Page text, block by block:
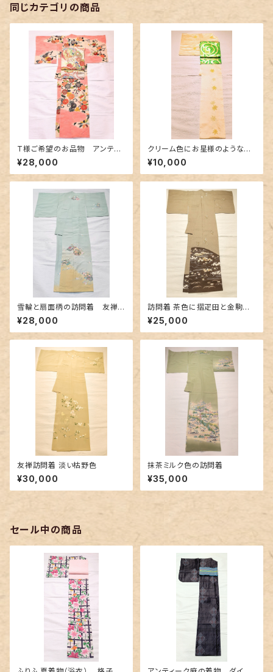
同じカテゴリの商品
T様ご希望のお品物 アンティ
ーク訪問着 美しい刺繍
¥28,000
クリーム色にお星様のような絞
り
¥10,000
雪輪と扇面柄の訪問着 友禅
に金駒刺繍
¥28,000
訪問着 茶色に摺疋田と金駒刺
繍
¥25,000
友禅訪問着 淡い枯野色
¥30,000
抹茶ミルク色の訪問着
¥35,000
セール中の商品